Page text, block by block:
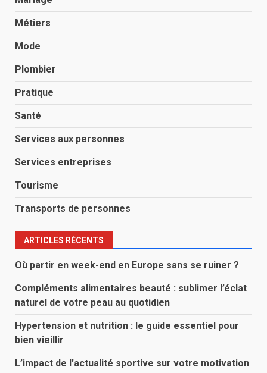
Métiers
Mode
Plombier
Pratique
Santé
Services aux personnes
Services entreprises
Tourisme
Transports de personnes
ARTICLES RÉCENTS
Où partir en week-end en Europe sans se ruiner ?
Compléments alimentaires beauté : sublimer l’éclat
naturel de votre peau au quotidien
Hypertension et nutrition : le guide essentiel pour
bien vieillir
L’impact de l’actualité sportive sur votre motivation